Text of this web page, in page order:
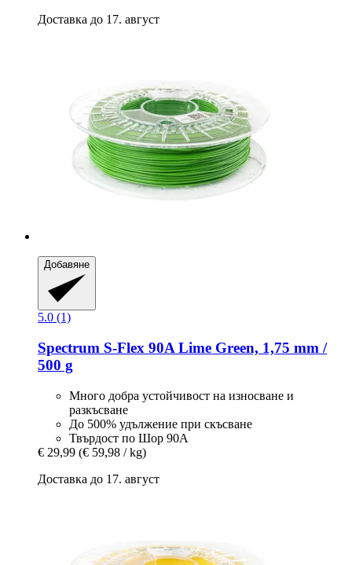
Доставка до 17. август
Добавяне
5.0 (1)
Spectrum S-​Flex 90A Lime Green, 1,75 mm /
500 g
Много добра устойчивост на износване и
разкъсване
До 500% удължение при скъсване
Твърдост по Шор 90А
€ 29,99 (€ 59,98 / kg)
Доставка до 17. август